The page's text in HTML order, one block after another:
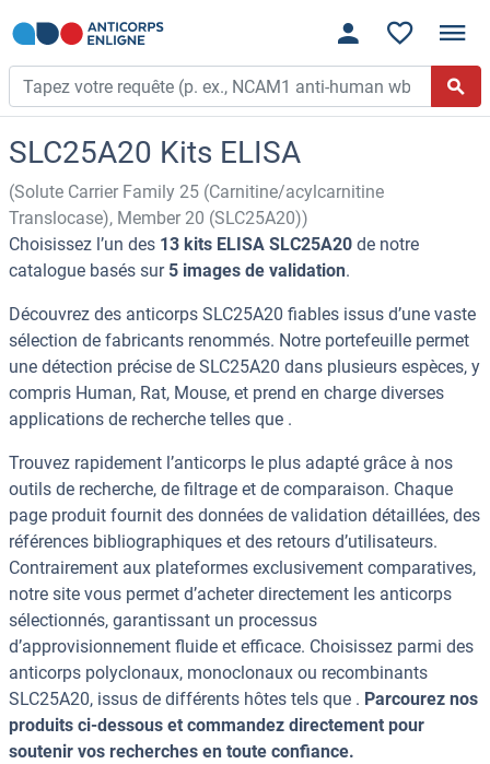
SLC25A20 Kits ELISA
(Solute Carrier Family 25 (Carnitine/acylcarnitine
Translocase), Member 20 (SLC25A20))
Choisissez l’un des 13 kits ELISA SLC25A20 de notre
catalogue basés sur 5 images de validation.
Découvrez des anticorps SLC25A20 fiables issus d’une vaste
sélection de fabricants renommés. Notre portefeuille permet
une détection précise de SLC25A20 dans plusieurs espèces, y
compris Human, Rat, Mouse, et prend en charge diverses
applications de recherche telles que .
Trouvez rapidement l’anticorps le plus adapté grâce à nos
outils de recherche, de filtrage et de comparaison. Chaque
page produit fournit des données de validation détaillées, des
références bibliographiques et des retours d’utilisateurs.
Contrairement aux plateformes exclusivement comparatives,
notre site vous permet d’acheter directement les anticorps
sélectionnés, garantissant un processus
d’approvisionnement fluide et efficace. Choisissez parmi des
anticorps polyclonaux, monoclonaux ou recombinants
SLC25A20, issus de différents hôtes tels que . Parcourez nos
produits ci-dessous et commandez directement pour
soutenir vos recherches en toute confiance.